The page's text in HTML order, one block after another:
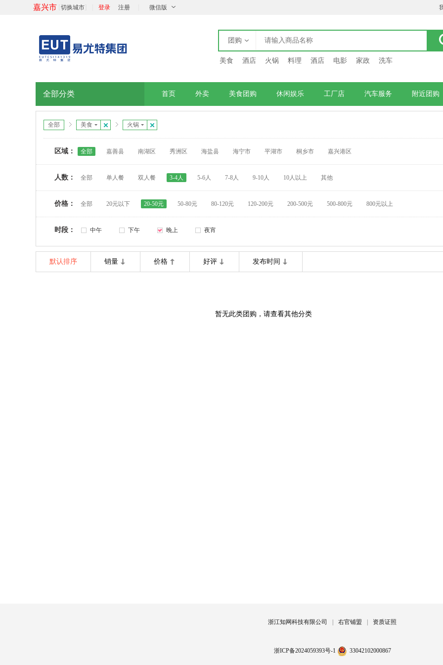
嘉兴市 切换城市 登录 注册 微信版
团购
美食 酒店 火锅 料理 酒店 电影 家政 洗车
全部分类 首页 外卖 美食团购 休闲娱乐 工厂店 汽车服务 附近团购
全部 美食 火锅
区域： 全部 嘉善县 南湖区 秀洲区 海盐县 海宁市 平湖市 桐乡市 嘉兴港区
人数： 全部 单人餐 双人餐 3-4人 5-6人 7-8人 9-10人 10人以上 其他
价格： 全部 20元以下 20-50元 50-80元 80-120元 120-200元 200-500元 500-800元 800元以上
时段： 中午 下午 晚上 夜宵
默认排序 销量 价格 好评 发布时间
暂无此类团购，请查看其他分类
浙江知网科技有限公司 右官铺盟 资质证照
浙ICP备2024059393号-1 33042102000867